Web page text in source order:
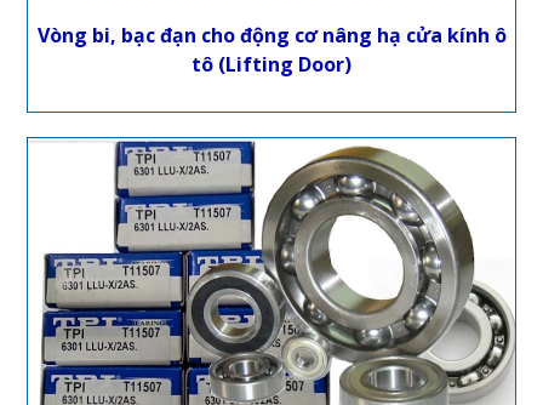
Vòng bi, bạc đạn cho động cơ nâng hạ cửa kính ô
tô (Lifting Door)